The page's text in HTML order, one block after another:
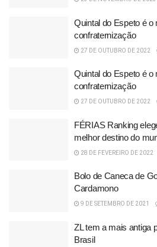
Quintal do Espeto é o
confraternização
27 DE OUTUBRO DE 2022
Quintal do Espeto é o
confraternização
27 DE OUTUBRO DE 2022
FÉRIAS Ranking
melhor destino do
28 DE FEVEREIRO DE 2022
Bolo de Caneca de
Cardamono
9 DE SETEMBRO DE 2021
ZL tem a mais antiga
Brasil